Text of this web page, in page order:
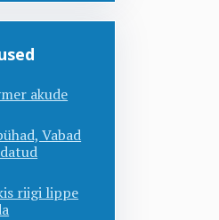
akude
Vabad
riigi lippe